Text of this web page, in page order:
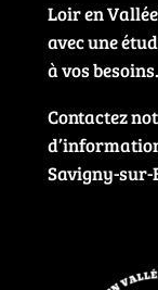
Loir en
avec une
à vos besoins.
Contactez
Savigny-sur-